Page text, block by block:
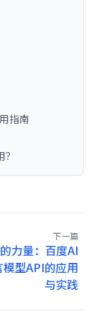
指南
下一篇
力量：百度AI
型API的应用
与实践